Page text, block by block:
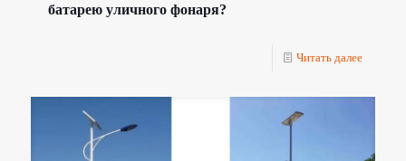
батарею уличного фонаря?
Читать далее